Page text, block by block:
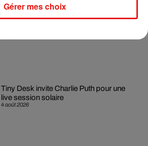
Benny Blanco invite Selena Gomez et
4 août 2026
Tiny Desk invite Charlie Puth pour une
live session solaire
Gérer mes choix